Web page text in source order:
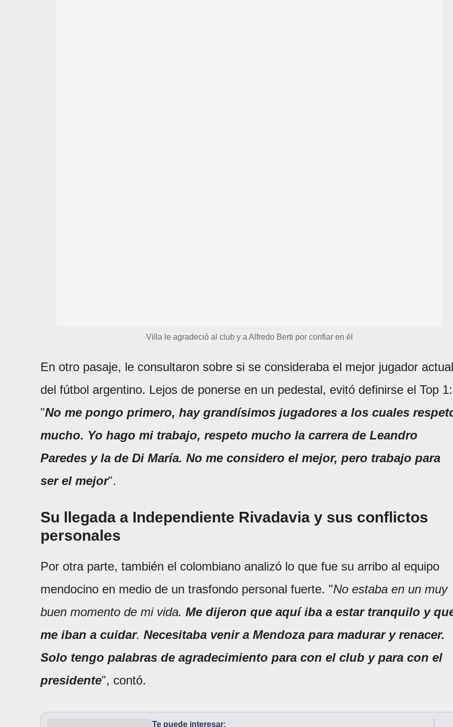
Villa le agradeció al club y a Alfredo Berti por confiar en él
En otro pasaje, le consultaron sobre si se consideraba el mejor jugador actual
del fútbol argentino. Lejos de ponerse en un pedestal, evitó definirse el Top 1:
"No me pongo primero, hay grandísimos jugadores a los cuales
mucho. Yo hago mi trabajo, respeto mucho la carrera de Leandro
Paredes y la de Di María. No me considero el mejor, pero trabajo para
ser el mejor".
Su llegada a Independiente Rivadavia y sus conflictos
personales
Por otra parte, también el colombiano analizó lo que fue su arribo al equipo
mendocino en medio de un trasfondo personal fuerte. "No estaba en un muy
buen momento de mi vida. Me dijeron que aquí iba a estar tranquilo y
me iban a cuidar. Necesitaba venir a Mendoza para madurar y renacer.
Solo tengo palabras de agradecimiento para con el club y para con el
presidente", contó.
Te puede interesar: